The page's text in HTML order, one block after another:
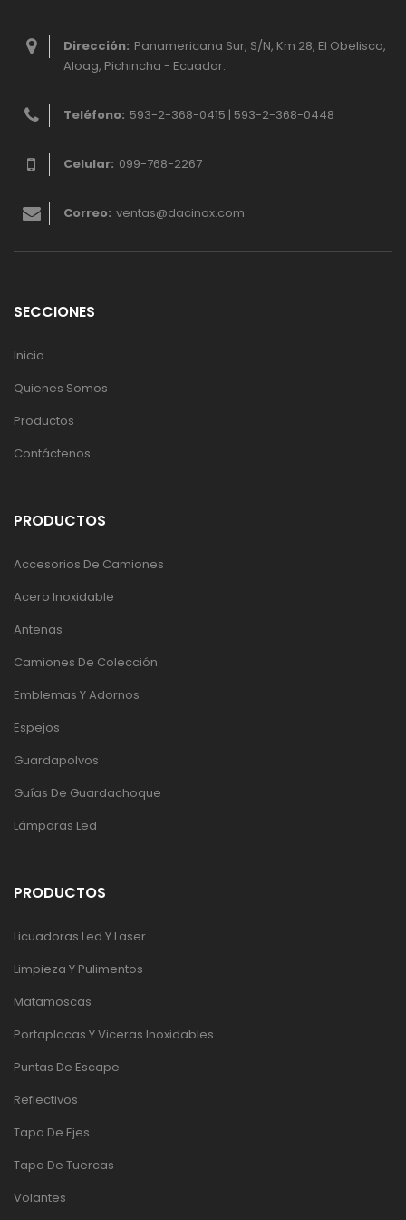
Dirección: Panamericana Sur, S/N, Km 28, El Obelisco,
Aloag, Pichincha - Ecuador.
Teléfono: 593-2-368-0415 | 593-2-368-0448
Celular: 099-768-2267
Correo: ventas@dacinox.com
SECCIONES
Inicio
Quienes Somos
Productos
Contáctenos
PRODUCTOS
Accesorios De Camiones
Acero Inoxidable
Antenas
Camiones De Colección
Emblemas Y Adornos
Espejos
Guardapolvos
Guías De Guardachoque
Lámparas Led
PRODUCTOS
Licuadoras Led Y Laser
Limpieza Y Pulimentos
Matamoscas
Portaplacas Y Viceras Inoxidables
Puntas De Escape
Reflectivos
Tapa De Ejes
Tapa De Tuercas
Volantes